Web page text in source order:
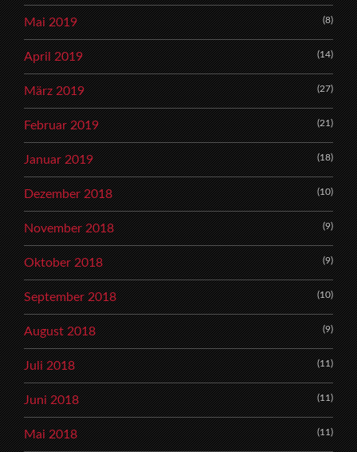
Mai 2019 (8)
April 2019 (14)
März 2019 (27)
Februar 2019 (21)
Januar 2019 (18)
Dezember 2018 (10)
November 2018 (9)
Oktober 2018 (9)
September 2018 (10)
August 2018 (9)
Juli 2018 (11)
Juni 2018 (11)
Mai 2018 (11)